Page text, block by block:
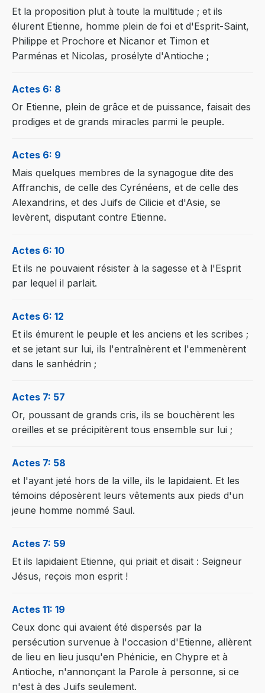
Et la proposition plut à toute la multitude ; et ils
élurent Etienne, homme plein de foi et d'Esprit-Saint,
Philippe et Prochore et Nicanor et Timon et
Parménas et Nicolas, prosélyte d'Antioche ;
Actes 6: 8
Or Etienne, plein de grâce et de puissance, faisait des
prodiges et de grands miracles parmi le peuple.
Actes 6: 9
Mais quelques membres de la synagogue dite des
Affranchis, de celle des Cyrénéens, et de celle des
Alexandrins, et des Juifs de Cilicie et d'Asie, se
levèrent, disputant contre Etienne.
Actes 6: 10
Et ils ne pouvaient résister à la sagesse et à l'Esprit
par lequel il parlait.
Actes 6: 12
Et ils émurent le peuple et les anciens et les scribes ;
et se jetant sur lui, ils l'entraînèrent et l'emmenèrent
dans le sanhédrin ;
Actes 7: 57
Or, poussant de grands cris, ils se bouchèrent les
oreilles et se précipitèrent tous ensemble sur lui ;
Actes 7: 58
et l'ayant jeté hors de la ville, ils le lapidaient. Et les
témoins déposèrent leurs vêtements aux pieds d'un
jeune homme nommé Saul.
Actes 7: 59
Et ils lapidaient Etienne, qui priait et disait : Seigneur
Jésus, reçois mon esprit !
Actes 11: 19
Ceux donc qui avaient été dispersés par la
persécution survenue à l'occasion d'Etienne, allèrent
de lieu en lieu jusqu'en Phénicie, en Chypre et à
Antioche, n'annonçant la Parole à personne, si ce
n'est à des Juifs seulement.